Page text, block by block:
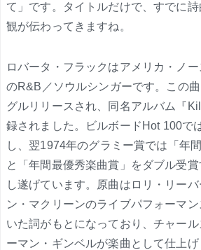
て」です。タイトルだけで、すでに
観が伝わってきますね。
ロバータ・フラックはアメリカ・ノ
のR&B／ソウルシンガーです。この
グルリリースされ、同名アルバム『
録されました。ビルボードHot 100で
し、翌1974年のグラミー賞では「年
と「年間最優秀楽曲賞」をダブル受
し遂げています。原曲はロリ・リー
ン・マクリーンのライブパフォーマ
いた詞がもとになっており、チャー
ーマン・ギンベルが楽曲として仕上